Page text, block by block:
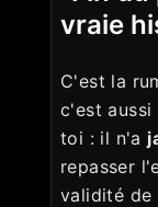
vraie
C'est la
c'est aussi
toi : il n'a
repasser
validité de